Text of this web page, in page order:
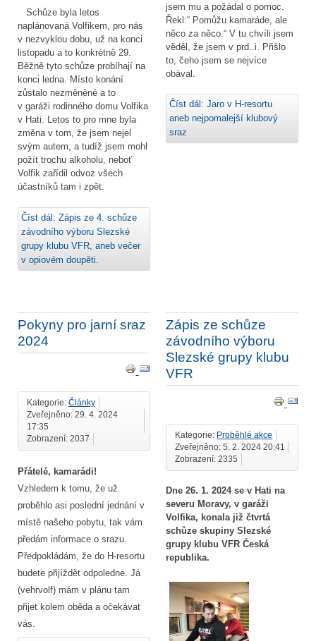
Schůze byla letos
naplánovaná Volfikem, pro nás
v nezvyklou dobu, už na konci
listopadu a to konkrétně 29.
Běžně tyto schůze probíhají na
konci ledna. Místo konání
zůstalo nezměněné a to
v garáži rodinného domu Volfika
v Hati. Letos to pro mne byla
změna v tom, že jsem nejel
svým autem, a tudíž jsem mohl
požít trochu alkoholu, neboť
Volfik zařídil odvoz všech
účastníků tam i zpět.
Číst dál: Zápis ze 4. schůze
závodního výboru Slezské
grupy klubu VFR, aneb večer
v opiovém doupěti.
jsem mu a požádal o pomoc.
Řekl:“ Pomůžu kamaráde, ale
něco za něco.“ V tu chvíli jsem
věděl, že jsem v prd..i. Přišlo
to, čeho jsem se nejvíce
obával.
Číst dál: Jaro v H-resortu
aneb nejpomalejší klubový
sraz
Pokyny pro jarní sraz
2024
Kategorie: Články
Zveřejněno: 29. 4. 2024
17:35
Zobrazení: 2037
Přátelé, kamarádi!
Vzhledem k tomu, že už
proběhlo asi poslední jednání v
místě našeho pobytu, tak vám
předám informace o srazu.
Předpokládám, že do H-resortu
budete přijíždět odpoledne. Já
(vehrvolf) mám v plánu tam
přijet kolem oběda a očekávat
vás.
Zápis ze schůze
závodního výboru
Slezské grupy klubu
VFR
Kategorie: Proběhlé akce
Zveřejněno: 5. 2. 2024 20:41
Zobrazení: 2335
Dne 26. 1. 2024 se v Hati na
severu Moravy, v garáži
Volfika, konala již čtvrtá
schůze skupiny Slezské
grupy klubu VFR Česká
republika.